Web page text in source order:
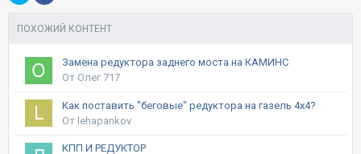
ПОХОЖИЙ КОНТЕНТ
Замена редуктора заднего моста на КАМИНС
От Олег 717
Как поставить "беговые" редуктора на газель 4х4?
От lehapankov
КПП И РЕДУКТОР